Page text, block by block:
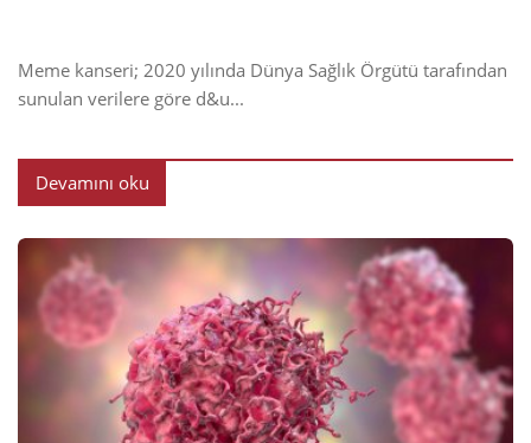
Meme kanseri; 2020 yılında Dünya Sağlık Örgütü tarafından
sunulan verilere göre d&u...
Devamını oku
2024